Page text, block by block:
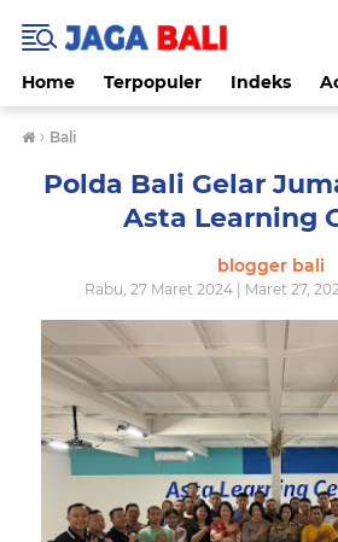
Home Terpopuler Indeks
› Bali
Polda Bali Gelar
Asta Learning
blogger bali
Rabu, 27 Maret 2024 | Maret 27,